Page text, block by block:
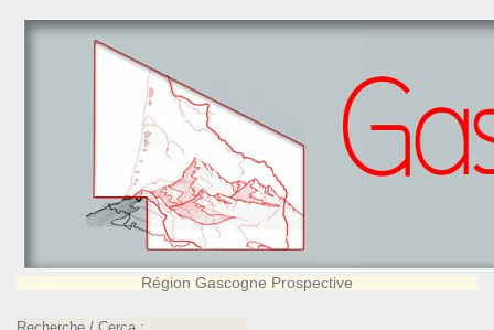
Région Gascogne Prospective